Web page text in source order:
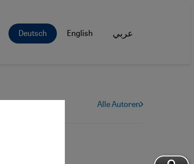
Deutsch English عربي
Alle Autoren